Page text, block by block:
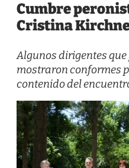
Cumbre
Cristina
Algunos dirigentes
mostraron conformes
contenido del